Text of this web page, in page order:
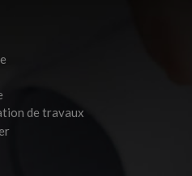
de travaux